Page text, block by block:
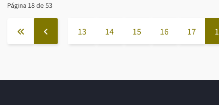
Página 18 de 53
13 14 15 16 17